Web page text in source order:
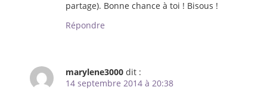
partage). Bonne chance à toi ! Bisous !
Répondre
marylene3000 dit :
14 septembre 2014 à 20:38